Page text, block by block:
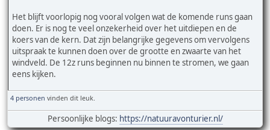
Het blijft voorlopig nog vooral volgen wat de komende runs gaan
doen. Er is nog te veel onzekerheid over het uitdiepen en de
koers van de kern. Dat zijn belangrijke gegevens om vervolgens
uitspraak te kunnen doen over de grootte en zwaarte van het
windveld. De 12z runs beginnen nu binnen te stromen, we gaan
eens kijken.
4 personen vinden dit leuk.
Persoonlijke blogs: https://natuuravonturier.nl/